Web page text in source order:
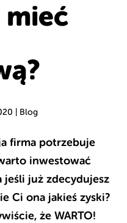
Blog
firma potrzebuje
inwestować
jeśli już zdecydujesz
Ci ona jakieś zyski?
że WARTO!